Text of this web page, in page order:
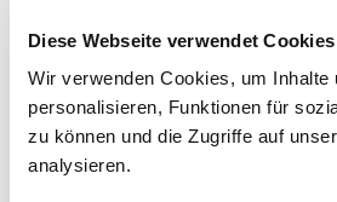
Diese Webseite verwendet Cookies
Wir verwenden Cookies, um Inhalte
personalisieren, Funktionen für
zu können und die Zugriffe auf
analysieren.